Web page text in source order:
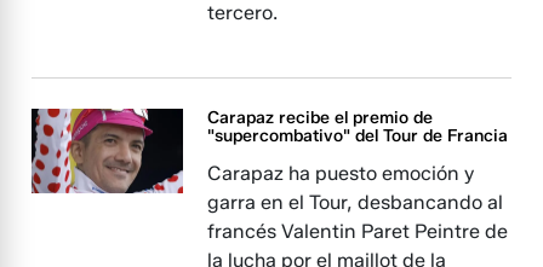
tercero.
Carapaz recibe el premio de
"supercombativo" del Tour de Francia
Carapaz ha puesto emoción y
garra en el Tour, desbancando al
francés Valentin Paret Peintre de
la lucha por el maillot de la